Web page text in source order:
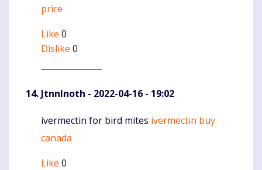
price
Like 0
Dislike 0
JtnnInoth - 2022-04-16 - 19:02
Komentaras
ivermectin for bird mites ivermectin buy
canada
Like 0